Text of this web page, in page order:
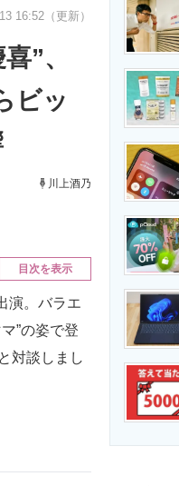
経営リーダーのコミュニティ
製造業のIT導入・活用を支援
エネルギーの専門メディア
16:52（更新）
”、
ビッ
川上酒乃
目次を表示
演。バラエ
”の姿で登
対談しまし